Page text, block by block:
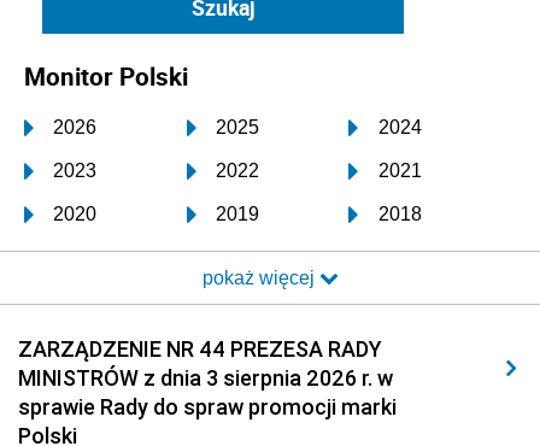
Monitor Polski
2026 2025 2024
2023 2022 2021
2020 2019 2018
2017 2016 2015
2014 2013 2012
2011 2010 2009
2008 2007 2006
2005
pokaż więcej
ZARZĄDZENIE NR 44 PREZESA RADY
MINISTRÓW z dnia 3 sierpnia 2026 r. w
sprawie Rady do spraw promocji marki
Polski